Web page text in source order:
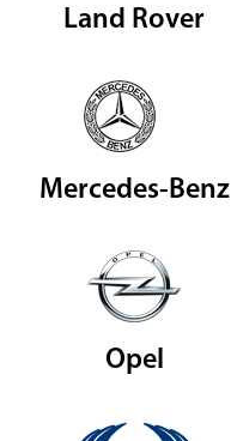
Land Rover
Mercedes-Benz
Opel